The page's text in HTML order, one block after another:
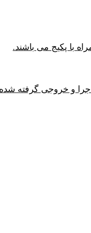
و خروجی گرفته